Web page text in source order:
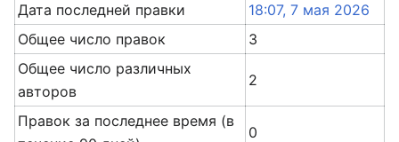
Дата последней правки
18:07, 7 мая 2026
Общее число правок
3
Общее число различных
авторов
2
Правок за последнее время (в
0